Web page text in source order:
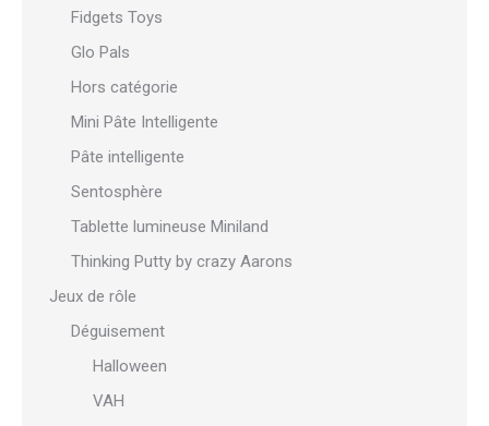
Fidgets Toys
Glo Pals
Hors catégorie
Mini Pâte Intelligente
Pâte intelligente
Sentosphère
Tablette lumineuse Miniland
Thinking Putty by crazy Aarons
Jeux de rôle
Déguisement
Halloween
VAH